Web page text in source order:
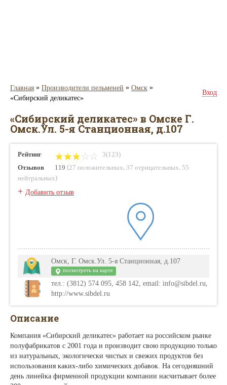
Главная » Производители пельменей » Омск »
«Сибирский деликатес»
Вход
«Сибирский деликатес» в Омске Г.
Омск.Ул. 5-я Станционная, д.107
Рейтинг
3(123)
Отзывов
119 (27 положительных 37 отрицательных 55
нейтральных)
+ Добавить отзыв
Омск, Г. Омск.Ул. 5-я Станционная, д.107
посмотреть на карте
тел.: (3812) 574 095, 458 142, email: info@sibdel.ru,
http://www.sibdel.ru
Описание
Компания «Сибирский деликатес» работает на российском рынке
полуфабрикатов с 2001 года и производит свою продукцию только
из натуральных, экологически чистых и свежих продуктов без
использования каких-либо химических добавок. На сегодняшний
день линейка фирменной продукции компании насчитывает более